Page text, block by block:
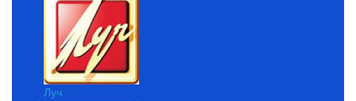
Луч